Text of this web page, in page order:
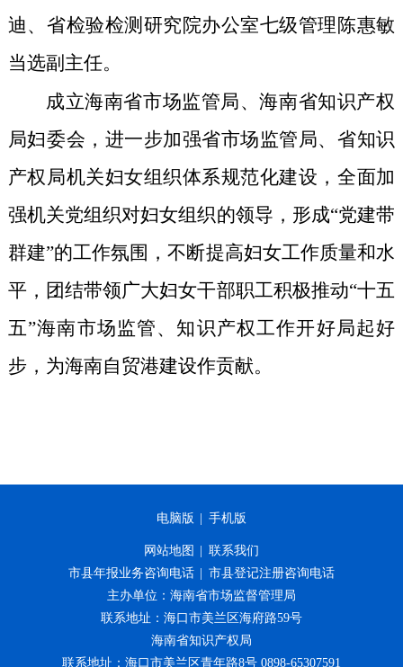
迪、省检验检测研究院办公室七级管理陈惠敏
当选副主任。
成立海南省市场监管局、海南省知识产权
局妇委会，进一步加强省市场监管局、省知识
产权局机关妇女组织体系规范化建设，全面加
强机关党组织对妇女组织的领导，形成“党建带
群建”的工作氛围，不断提高妇女工作质量和水
平，团结带领广大妇女干部职工积极推动“十五
五”海南市场监管、知识产权工作开好局起好
步，为海南自贸港建设作贡献。
电脑版 手机版
网站地图
联系我们
市县年报业务咨询电话
市县登记注册咨询电话
主办单位：海南省市场监督管理局
联系地址：海口市美兰区海府路59号
海南省知识产权局
联系地址：海口市美兰区青年路8号 0898-65307591